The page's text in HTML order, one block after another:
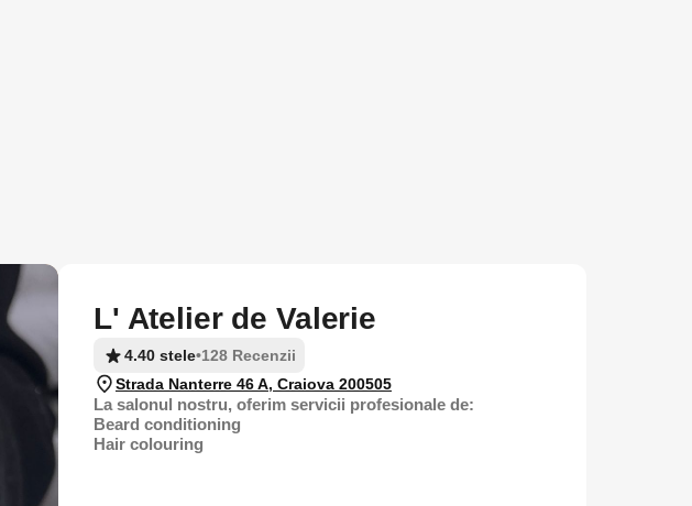
L' Atelier de Valerie
4.40 stele•128 Recenzii
Strada Nanterre 46 A, Craiova 200505
La salonul nostru, oferim servicii profesionale de:
Beard conditioning
Hair colouring